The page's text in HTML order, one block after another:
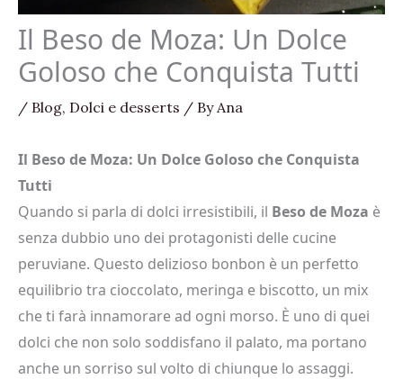
Il Beso de Moza: Un Dolce
Goloso che Conquista Tutti
/ Blog, Dolci e desserts / By Ana
Il Beso de Moza: Un Dolce Goloso che Conquista
Tutti
Quando si parla di dolci irresistibili, il Beso de Moza è
senza dubbio uno dei protagonisti delle cucine
peruviane. Questo delizioso bonbon è un perfetto
equilibrio tra cioccolato, meringa e biscotto, un mix
che ti farà innamorare ad ogni morso. È uno di quei
dolci che non solo soddisfano il palato, ma portano
anche un sorriso sul volto di chiunque lo assaggi.